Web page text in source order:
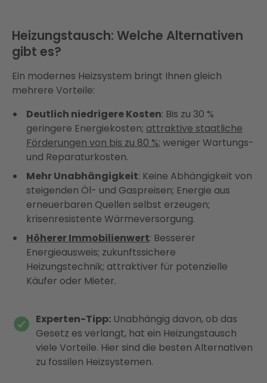
Heizungstausch: Welche Alternativen
gibt es?
Ein modernes Heizsystem bringt Ihnen gleich
mehrere Vorteile:
Deutlich niedrigere Kosten: Bis zu 30 %
geringere Energiekosten; attraktive staatliche
Förderungen von bis zu 80 %; weniger Wartungs-
und Reparaturkosten.
Mehr Unabhängigkeit: Keine Abhängigkeit von
steigenden Öl- und Gaspreisen; Energie aus
erneuerbaren Quellen selbst erzeugen;
krisenresistente Wärmeversorgung.
Höherer Immobilienwert: Besserer
Energieausweis; zukunftssichere
Heizungstechnik; attraktiver für potenzielle
Käufer oder Mieter.
Experten-Tipp: Unabhängig davon, ob das
Gesetz es verlangt, hat ein Heizungstausch
viele Vorteile. Hier sind die besten Alternativen
zu fossilen Heizsystemen.